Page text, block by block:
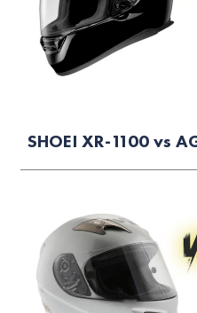
SHOEI XR-1100 vs